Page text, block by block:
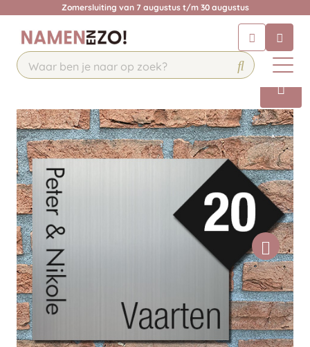
Zomersluiting van 7 augustus t/m 30 augustus
Chat 24/7 met onze chatbot voor
hulp
Contact